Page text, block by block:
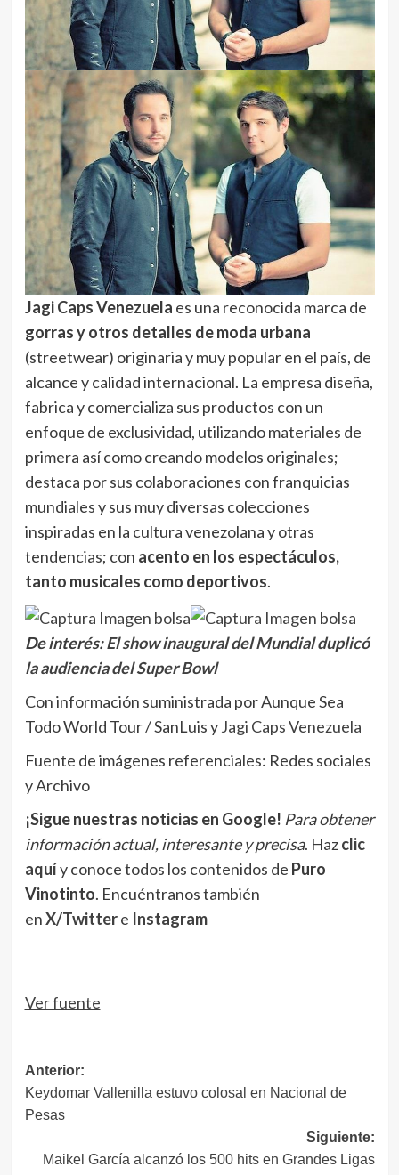
Jagi Caps Venezuela es una reconocida marca de
gorras y otros detalles de moda urbana
(streetwear) originaria y muy popular en el país, de
alcance y calidad internacional. La empresa diseña,
fabrica y comercializa sus productos con un
enfoque de exclusividad, utilizando materiales de
primera así como creando modelos originales;
destaca por sus colaboraciones con franquicias
mundiales y sus muy diversas colecciones
inspiradas en la cultura venezolana y otras
tendencias; con acento en los espectáculos,
tanto musicales como deportivos.
De interés:El show inaugural del Mundial duplicó
la audiencia del Super Bowl
Con información suministrada por Aunque Sea
Todo World Tour / SanLuis yJagi Caps Venezuela
Fuente de imágenes referenciales: Redes sociales
y Archivo
¡Sigue nuestras noticias en Google! Para obtener
información actual, interesante y precisa. Hazclic
aquíy conoce todos los contenidos de Puro
Vinotinto. Encuéntranos también
enX/Twittere Instagram
Ver fuente
Navegación
de
Anterior:
Keydomar Vallenilla estuvo colosal en Nacional de
Pesas
Siguiente:
Maikel García alcanzó los 500 hits en Grandes Ligas